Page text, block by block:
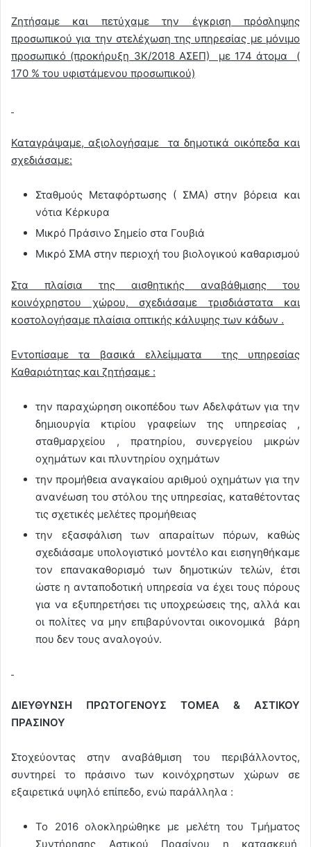
Ζητήσαμε και πετύχαμε την έγκριση πρόσληψης
προσωπικού για την στελέχωση της υπηρεσίας με μόνιμο
προσωπικό (προκήρυξη 3Κ/2018 ΑΣΕΠ) με 174 άτομα (
170 % του υφιστάμενου προσωπικού)
Καταγράψαμε, αξιολογήσαμε τα δημοτικά οικόπεδα και
σχεδιάσαμε:
Σταθμούς Μεταφόρτωσης ( ΣΜΑ) στην βόρεια και
νότια Κέρκυρα
Μικρό Πράσινο Σημείο στα Γουβιά
Μικρό ΣΜΑ στην περιοχή του βιολογικού καθαρισμού
Στα πλαίσια της αισθητικής αναβάθμισης του
κοινόχρηστου χώρου, σχεδιάσαμε τρισδιάστατα και
κοστολογήσαμε πλαίσια οπτικής κάλυψης των κάδων .
Εντοπίσαμε τα βασικά ελλείμματα της υπηρεσίας
Καθαριότητας και ζητήσαμε :
την παραχώρηση οικοπέδου των Αδελφάτων για την
δημιουργία κτιρίου γραφείων της υπηρεσίας ,
σταθμαρχείου , πρατηρίου, συνεργείου μικρών
οχημάτων και πλυντηρίου οχημάτων
την προμήθεια αναγκαίου αριθμού οχημάτων για την
ανανέωση του στόλου της υπηρεσίας, καταθέτοντας
τις σχετικές μελέτες προμήθειας
την εξασφάλιση των απαραίτων πόρων, καθώς
σχεδιάσαμε υπολογιστικό μοντέλο και εισηγηθήκαμε
τον επανακαθορισμό των δημοτικών τελών, έτσι
ώστε η ανταποδοτική υπηρεσία να έχει τους πόρους
για να εξυπηρετήσει τις υποχρεώσεις της, αλλά και
οι πολίτες να μην επιβαρύνονται οικονομικά βάρη
που δεν τους αναλογούν.
ΔΙΕΥΘΥΝΣΗ ΠΡΩΤΟΓΕΝΟΥΣ ΤΟΜΕΑ & ΑΣΤΙΚΟΥ
ΠΡΑΣΙΝΟΥ
Στοχεύοντας στην αναβάθμιση του περιβάλλοντος,
συντηρεί το πράσινο των κοινόχρηστων χώρων σε
εξαιρετικά υψηλό επίπεδο, ενώ παράλληλα :
Το 2016 ολοκληρώθηκε με μελέτη του Τμήματος
Συντήρησης Αστικού Πρασίνου η κατασκευή